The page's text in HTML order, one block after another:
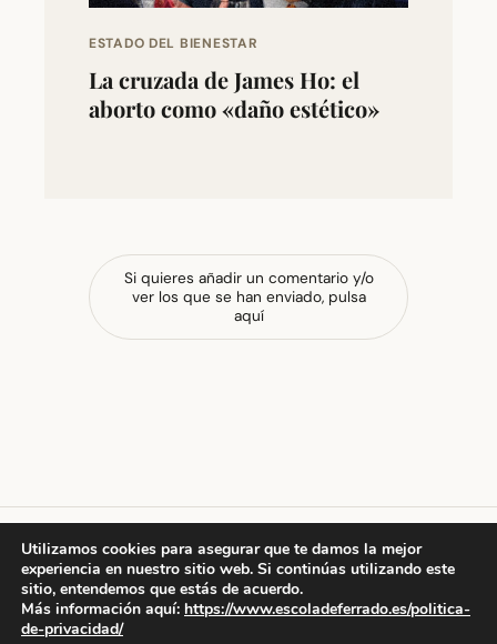
ESTADO DEL BIENESTAR
La cruzada de James Ho: el
aborto como «daño estético»
Si quieres añadir un comentario y/o
ver los que se han enviado, pulsa
aquí
escola de ferrado
Utilizamos cookies para asegurar que te damos la mejor
experiencia en nuestro sitio web. Si continúas utilizando este
sitio, entendemos que estás de acuerdo.
Más información aquí: https://www.escoladeferrado.es/politica-
de-privacidad/